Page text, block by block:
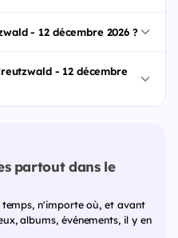
- 12 décembre 2026 ?
- 12 décembre
partout dans le
n'importe où, et avant
albums, événements, il y en